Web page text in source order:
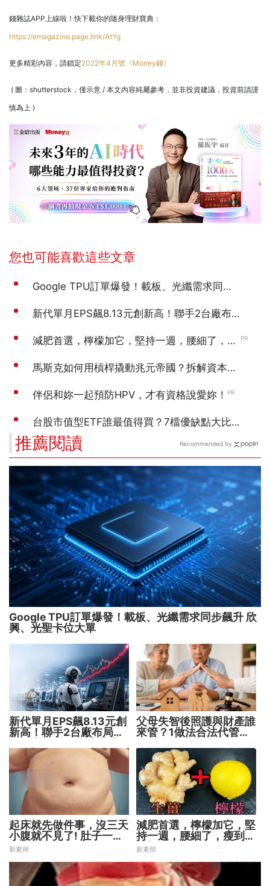
錢雜誌APP上線啦！快下載你的隨身理財寶典：
https://emagazine.page.link/AtYg
更多精彩內容，請鎖定2022年4月號《Money錢》
( 圖：shutterstock，僅示意 / 本文內容純屬參考，並非投資建議，投資前請謹
慎為上 )
推薦閱讀
Google TPU訂單爆發！載板、光纖需求同步飆升 欣
興、光聖卡位大單
新代單月EPS飆8.13元創
新高！聯手2台廠布局機
機
父母失智後照護與財產誰
來管？1做法合法代管財
起床就先做件事，沒三天
小腹就不見了! 肚子一天
天變小！
新素簡
減肥首選，檸檬加它，堅
持一週，腰細了，瘦到你
懷疑人生
新素簡
Recommended by